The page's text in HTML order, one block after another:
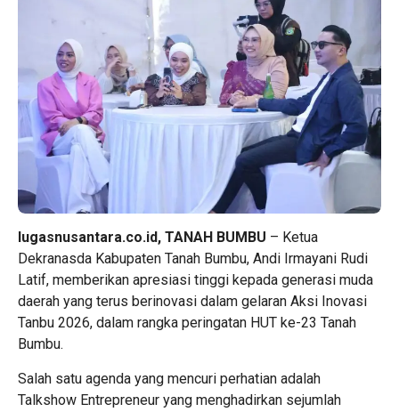
lugasnusantara.co.id, TANAH BUMBU – Ketua
Dekranasda Kabupaten Tanah Bumbu, Andi Irmayani Rudi
Latif, memberikan apresiasi tinggi kepada generasi muda
daerah yang terus berinovasi dalam gelaran Aksi Inovasi
Tanbu 2026, dalam rangka peringatan HUT ke-23 Tanah
Bumbu.
Salah satu agenda yang mencuri perhatian adalah
Talkshow Entrepreneur yang menghadirkan sejumlah